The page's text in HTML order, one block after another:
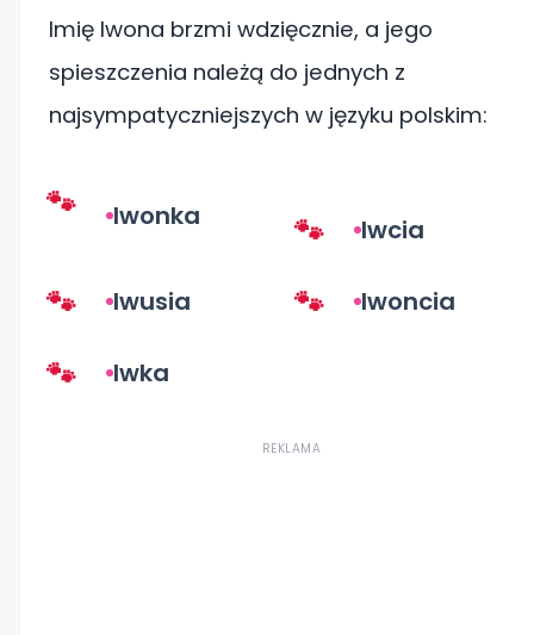
Imię Iwona brzmi wdzięcznie, a jego
spieszczenia należą do jednych z
najsympatyczniejszych w języku polskim:
Iwonka Iwcia
Iwusia Iwoncia
Iwka
REKLAMA